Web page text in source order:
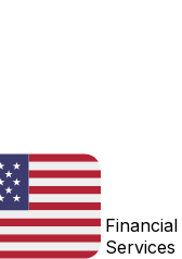
Financial
Services